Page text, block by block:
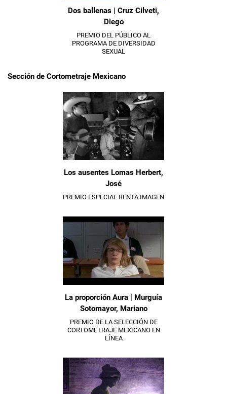
Dos ballenas | Cruz Cilveti,
Diego
PREMIO DEL PÚBLICO AL
PROGRAMA DE DIVERSIDAD
SEXUAL
Sección de Cortometraje Mexicano
Los ausentes Lomas Herbert,
José
PREMIO ESPECIAL RENTA IMAGEN
La proporción Aura | Murguía
Sotomayor, Mariano
PREMIO DE LA SELECCIÓN DE
CORTOMETRAJE MEXICANO EN
LÍNEA